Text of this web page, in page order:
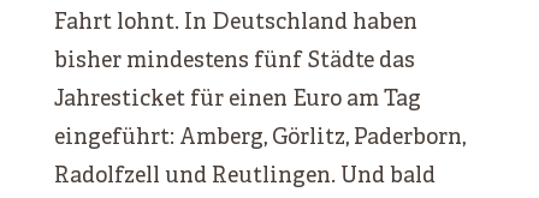
Fahrt lohnt. In Deutschland haben
bisher mindestens fünf Städte das
Jahresticket für einen Euro am Tag
eingeführt: Amberg, Görlitz, Paderborn,
Radolfzell und Reutlingen. Und bald